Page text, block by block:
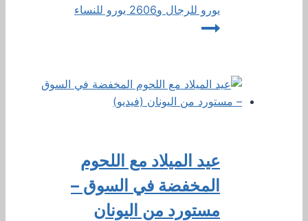
يورو للرجال و2606 يورو للنساء
عيد الميلاد مع اللحوم
المخفضة في السوق –
مستورد من اليونان